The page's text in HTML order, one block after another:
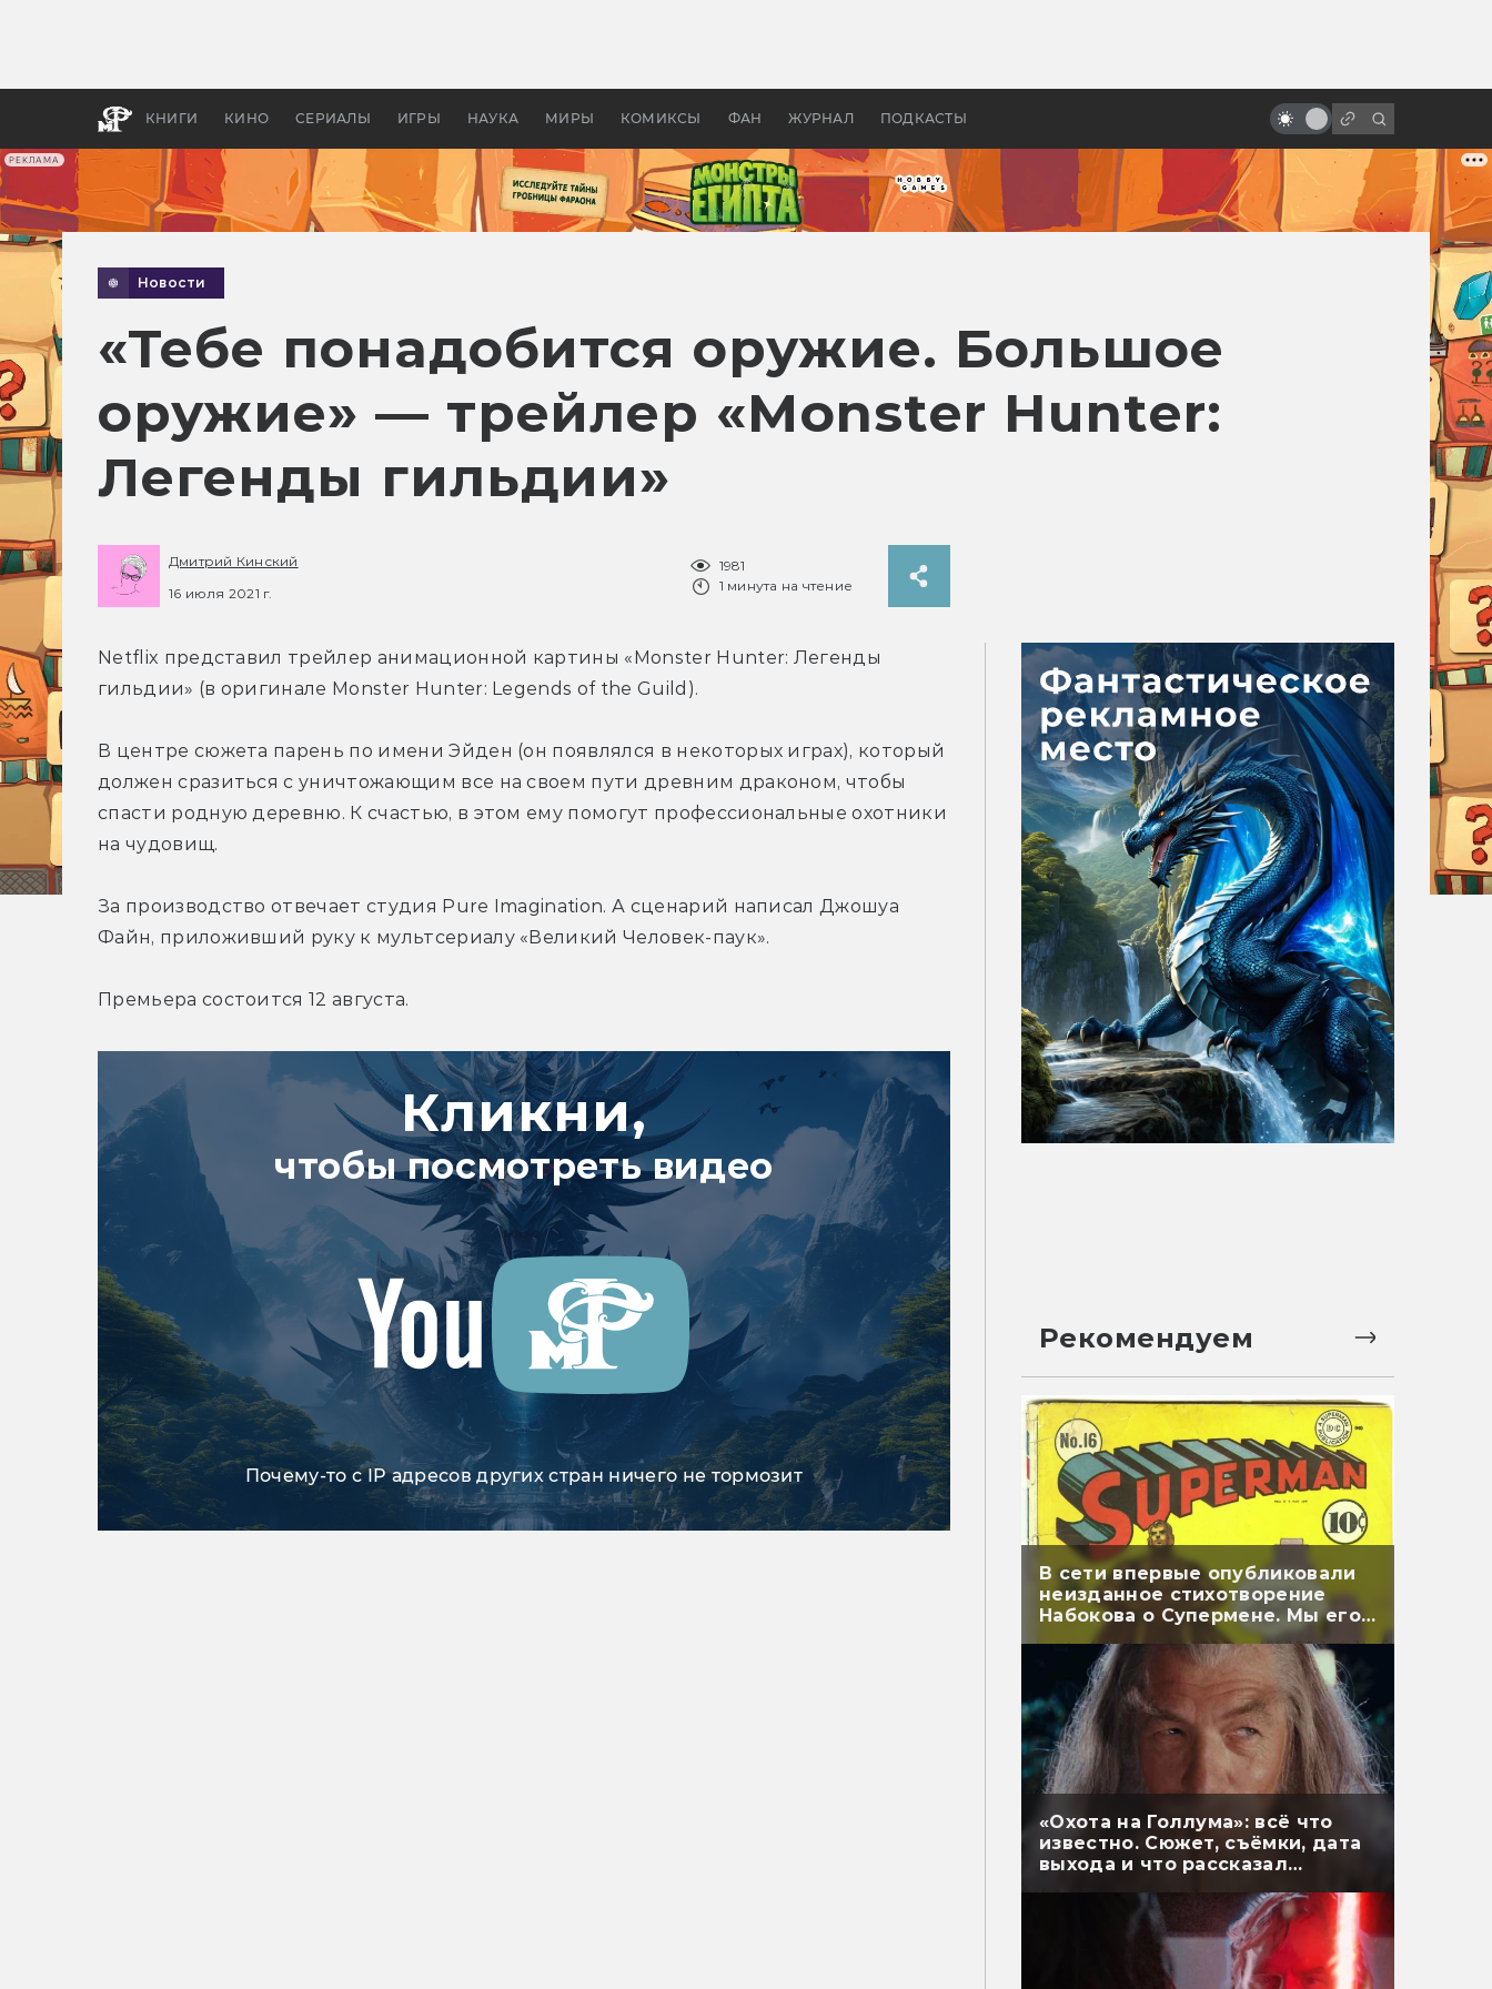
РЕКЛАМА
КНИГИ КИНО СЕРИАЛЫ ИГРЫ НАУКА МИРЫ КОМИКСЫ ФАН ЖУРНАЛ ПОДКАСТЫ
апокалипсис, в России —
бы «Властелина колец»
и фэнтези
Новости
«Тебе понадобится оружие. Большое
оружие» — трейлер «Monster Hunter:
Легенды гильдии»
Дмитрий Кинский
16 июля 2021 г.
1981
1 минута на чтение
Netflix представил трейлер анимационной картины «Monster Hunter: Легенды
гильдии» (в оригинале Monster Hunter: Legends of the Guild).
В центре сюжета парень по имени Эйден (он появлялся в некоторых играх), который
должен сразиться с уничтожающим все на своем пути древним драконом, чтобы
спасти родную деревню. К счастью, в этом ему помогут профессиональные охотники
на чудовищ.
За производство отвечает студия Pure Imagination. А сценарий написал Джошуа
Файн, приложивший руку к мультсериалу «Великий Человек-паук».
Премьера состоится 12 августа.
Кликни,
чтобы посмотреть видео
Почему-то с IP адресов других стран ничего не тормозит
Рекомендуем
В сети впервые опубликовали
неизданное стихотворение
Набокова о Супермене. Мы его
перевели
«Охота на Голлума»: всё что
известно. Сюжет, съёмки, дата
выхода и что рассказал